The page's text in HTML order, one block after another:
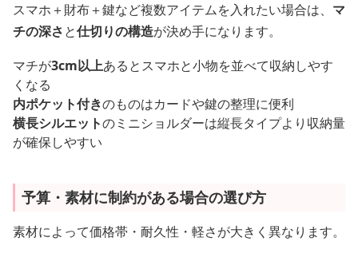
スマホ＋財布＋鍵など複数アイテムを入れたい場合は、 マ
チの深さと仕切りの構造が決め手になります。
マチが3cm以上あるとスマホと小物を並べて収納しやす
くなる
内ポケット付きのものはカードや鍵の整理に便利
横長シルエットのミニショルダーは縦長タイプより収納量
が確保しやすい
予算・素材に制約がある場合の選び方
素材によって価格帯・耐久性・軽さが大きく異なります。